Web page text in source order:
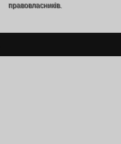
правовласників.